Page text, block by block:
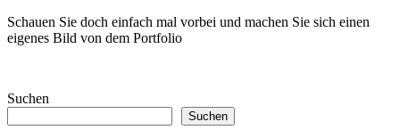
Schauen Sie doch einfach mal vorbei und machen Sie sich einen
eigenes Bild von dem Portfolio
Suchen
Suchen